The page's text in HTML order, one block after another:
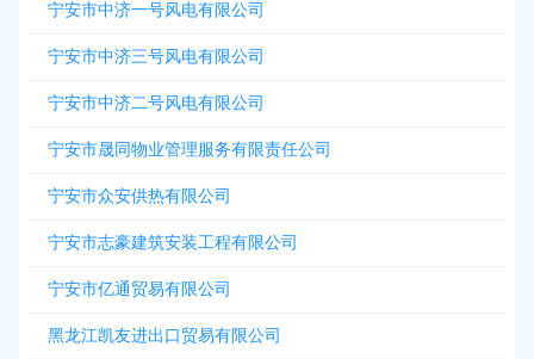
宁安市中济一号风电有限公司
宁安市中济三号风电有限公司
宁安市中济二号风电有限公司
宁安市晟同物业管理服务有限责任公司
宁安市众安供热有限公司
宁安市志豪建筑安装工程有限公司
宁安市亿通贸易有限公司
黑龙江凯友进出口贸易有限公司